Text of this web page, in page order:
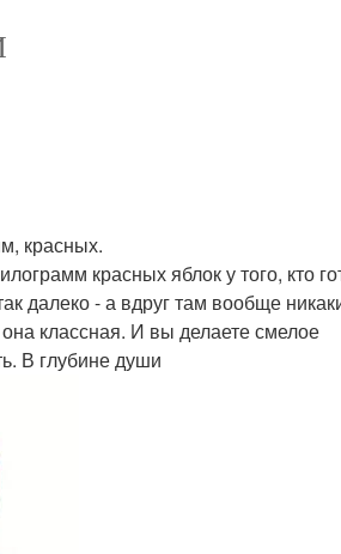
красных.
красных яблок у того, кто
далеко - а вдруг там вообще
классная. И вы делаете смелое
В глубине души